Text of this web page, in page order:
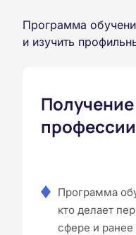
Программа
и изучить
профессии
Программа
кто делает
сфере и ранее